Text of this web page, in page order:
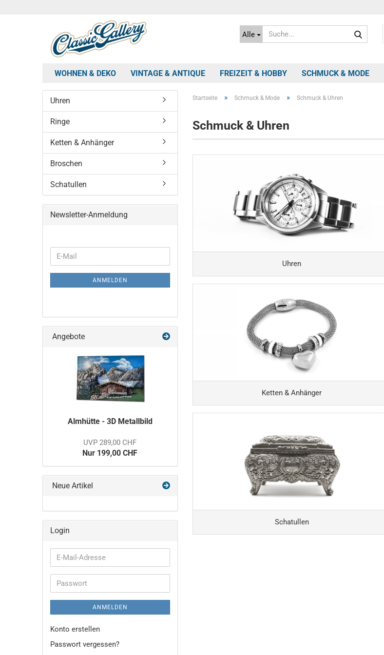
Alle
WOHNEN & DEKO VINTAGE & ANTIQUE FREIZEIT & HOBBY SCHMUCK & MODE
Startseite » Schmuck & Mode » Schmuck & Uhren
Schmuck & Uhren
Uhren
Ketten & Anhänger
Schatullen
Uhren
Ringe
Ketten & Anhänger
Broschen
Schatullen
Newsletter-Anmeldung
WEITER
ZUR
NEWSLETTER-
ANMELDUNG
E-
Mail
ANMELDEN
Angebote
Almhütte - 3D Metallbild
UVP 289,00 CHF
Nur 199,00 CHF
Neue Artikel
Login
E-
Mail-
Passwort
ANMELDEN
Konto erstellen
Passwort vergessen?